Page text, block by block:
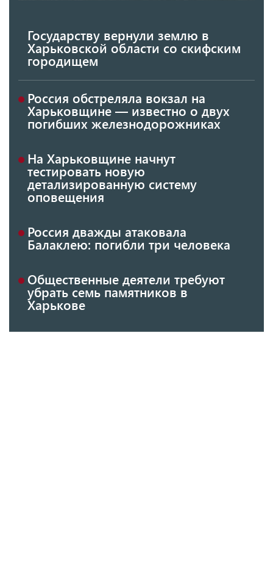
Государству вернули землю в
Харьковской области со скифским
городищем
Россия обстреляла вокзал на
Харьковщине — известно о двух
погибших железнодорожниках
На Харьковщине начнут
тестировать новую
детализированную систему
оповещения
Россия дважды атаковала
Балаклею: погибли три человека
Общественные деятели требуют
убрать семь памятников в
Харькове